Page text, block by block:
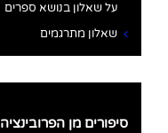
על שאלון בנושא ספרים
שאלון מתרגמים
סיפורים מן הפרובינציה